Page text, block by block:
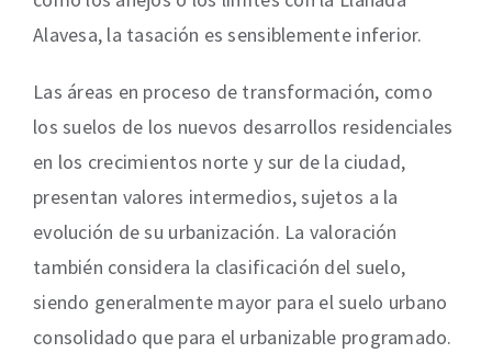
Alavesa, la tasación es sensiblemente inferior.
Las áreas en proceso de transformación, como
los suelos de los nuevos desarrollos residenciales
en los crecimientos norte y sur de la ciudad,
presentan valores intermedios, sujetos a la
evolución de su urbanización. La valoración
también considera la clasificación del suelo,
siendo generalmente mayor para el suelo urbano
consolidado que para el urbanizable programado.